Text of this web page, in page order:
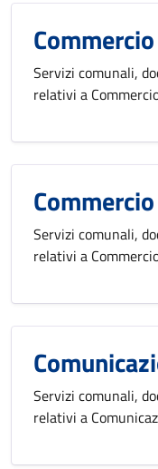
Servizi comunali,
relativi a
Servizi comunali,
relativi a
Servizi comunali,
relativi a